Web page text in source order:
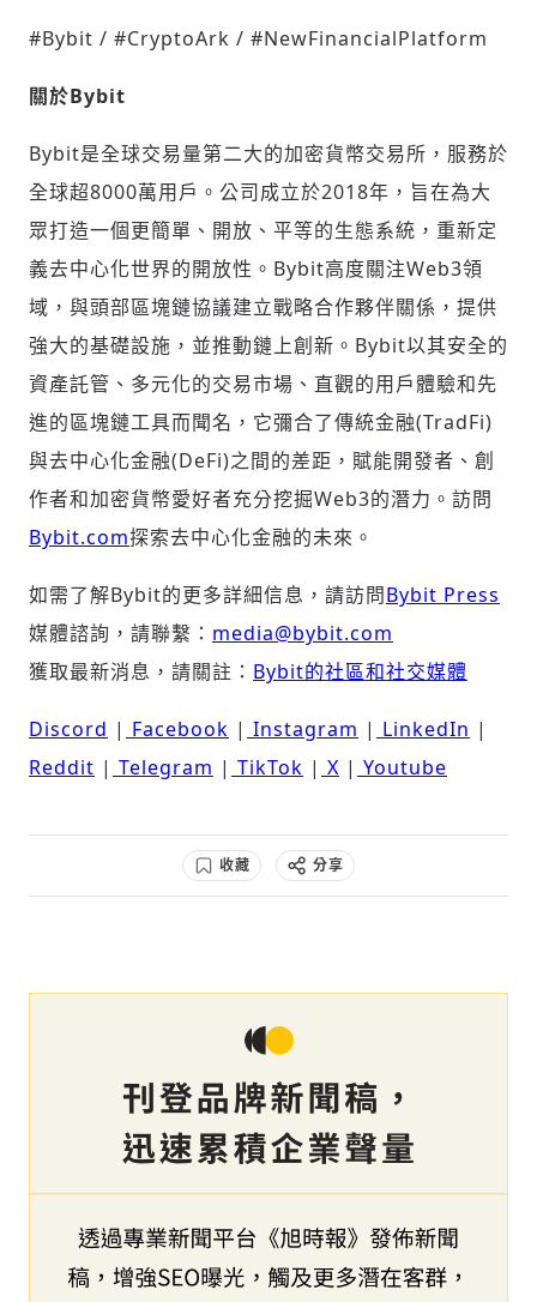
#Bybit / #CryptoArk / #NewFinancialPlatform
關於Bybit
Bybit是全球交易量第二大的加密貨幣交易所，服務於
全球超8000萬用戶。公司成立於2018年，旨在為大
眾打造一個更簡單、開放、平等的生態系統，重新定
義去中心化世界的開放性。Bybit高度關注Web3領
域，與頭部區塊鏈協議建立戰略合作夥伴關係，提供
強大的基礎設施，並推動鏈上創新。Bybit以其安全的
資產託管、多元化的交易市場、直觀的用戶體驗和先
進的區塊鏈工具而聞名，它彌合了傳統金融(TradFi)
與去中心化金融(DeFi)之間的差距，賦能開發者、創
作者和加密貨幣愛好者充分挖掘Web3的潛力。訪問
Bybit.com探索去中心化金融的未來。
如需了解Bybit的更多詳細信息，請訪問Bybit Press
媒體諮詢，請聯繫： media@bybit.com
獲取最新消息，請關註： Bybit的社區和社交媒體
Discord | Facebook | Instagram | LinkedIn |
Reddit | Telegram | TikTok | X | Youtube
收藏 分享